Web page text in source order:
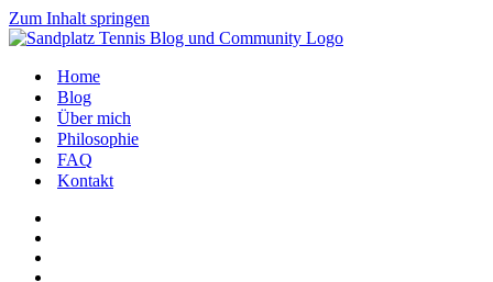
Zum Inhalt springen
Home
Blog
Über mich
Philosophie
FAQ
Kontakt